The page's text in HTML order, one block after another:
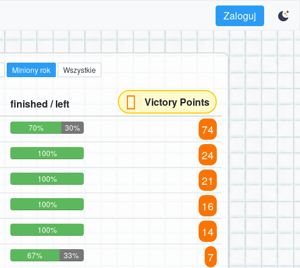
Zaloguj
Miniony rok Wszystkie
finished / left
Victory Points
70% 30% 74
100% 24
100% 21
100% 16
100% 14
67% 33% 7